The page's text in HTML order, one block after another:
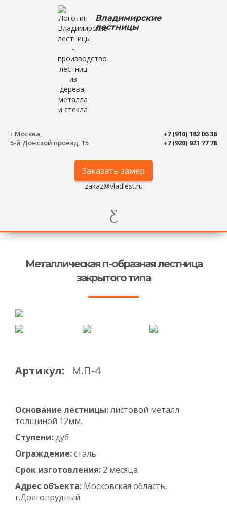
Владимирские
лестницы
г.Москва,
5-й Донской проезд, 15
+7 (910) 182 06 36
+7 (920) 921 77 78
Заказать замер
zakaz@vladlest.ru
Металлическая п-образная лестница
закрытого типа
Артикул: М.П-4
Основание лестницы:листовой металл
толщиной 12мм.
Ступени:дуб
Ограждение:сталь
Срок изготовления: 2 месяца
Адрес объекта: Московская область,
г.Долгопрудный